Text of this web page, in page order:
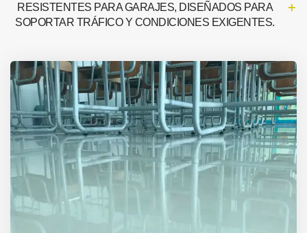
RESISTENTES PARA GARAJES, DISEÑADOS PARA
SOPORTAR TRÁFICO Y CONDICIONES EXIGENTES.